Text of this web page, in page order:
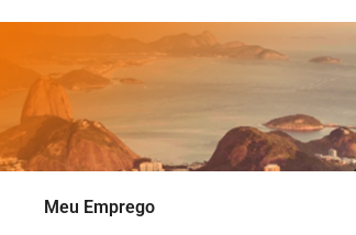
Meu Emprego